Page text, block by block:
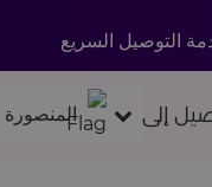
التوصيل السريع
إلى المنصورة